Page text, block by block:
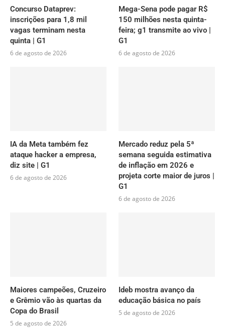
Concurso Dataprev:
inscrições para 1,8 mil
vagas terminam nesta
quinta | G1
6 de agosto de 2026
Mega-Sena pode pagar R$
150 milhões nesta quinta-
feira; g1 transmite ao vivo |
G1
6 de agosto de 2026
IA da Meta também fez
ataque hacker a empresa,
diz site | G1
6 de agosto de 2026
Mercado reduz pela 5ª
semana seguida estimativa
de inflação em 2026 e
projeta corte maior de juros |
G1
6 de agosto de 2026
Maiores campeões, Cruzeiro
e Grêmio vão às quartas da
Copa do Brasil
5 de agosto de 2026
Ideb mostra avanço da
educação básica no país
5 de agosto de 2026